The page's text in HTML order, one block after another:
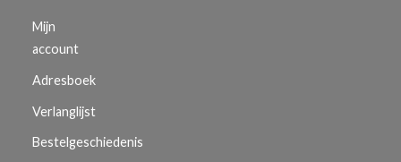
Mijn
account
Adresboek
Verlanglijst
Bestelgeschiedenis